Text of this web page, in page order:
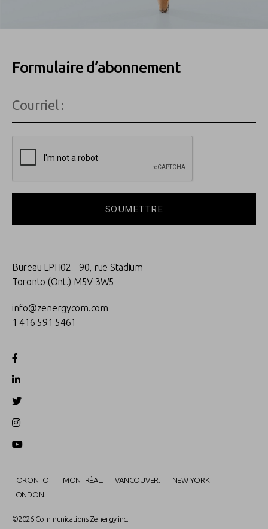
Formulaire d’abonnement
Bureau LPH02 - 90, rue Stadium
Toronto (Ont.) M5V 3W5
info@zenergycom.com
1 416 591 5461
TORONTO. MONTRÉAL. VANCOUVER.
NEW YORK.
LONDON.
©2026 Communications Zenergy inc.